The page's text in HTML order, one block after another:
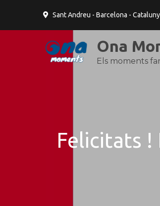
Sant Andreu - Barcelona -
Ona
Els moments
Felicitats !